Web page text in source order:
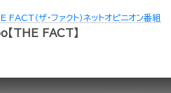
FACT（ザ・ファクト）ネットオピニオン番組
THE FACT】